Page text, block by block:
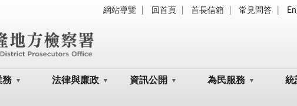
網站導覽 回首頁 首長信箱 常見問答
務 法律與廉政 資訊公開 為民服務 統